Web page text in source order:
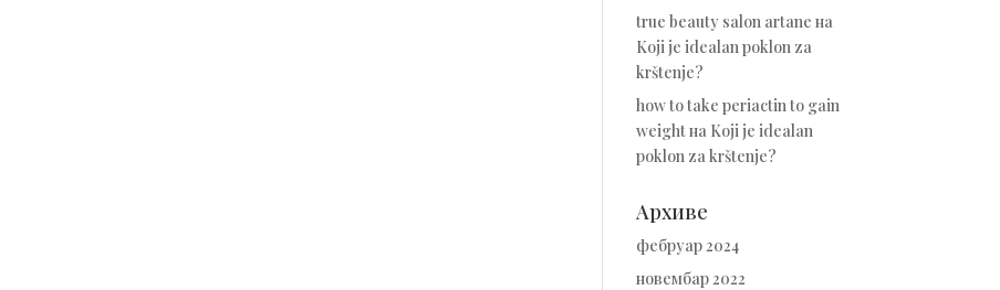
true beauty salon artane на
Koji je idealan poklon za
krštenje?
how to take periactin to gain
weightна Koji je idealan
poklon za krštenje?
Архиве
фебруар 2024
новембар 2022